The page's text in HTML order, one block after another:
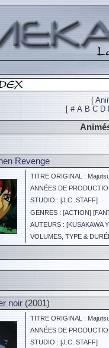
[
[ # A B C D
Revenge
TITRE ORIGINAL :
ANNÉES DE
STUDIO : [J.C. STAFF]
GENRES : [ACTION] [
AUTEURS : [KUSAKAWA
VOLUMES, TYPE &
noir (2001)
TITRE ORIGINAL :
ANNÉES DE
STUDIO : [J.C. STAFF]